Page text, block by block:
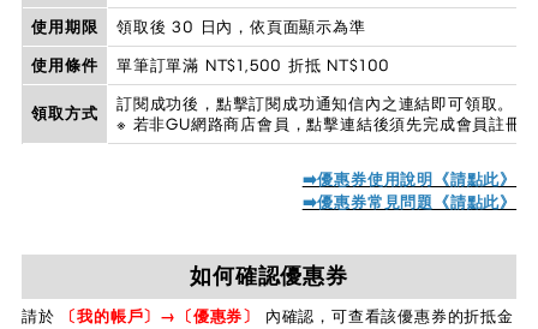
使用期限
領取後 30 日內，依頁面顯示為準
使用條件
單筆訂單滿 NT$1,500 折抵 NT$100
領取方式
訂閱成功後，點擊訂閱成功通知信內之連結即可領取。
※ 若非GU網路商店會員，點擊連結後須先完成會員註冊。
➡️優惠券使用說明《請點此》
➡️優惠券常見問題《請點此》
如何確認優惠券
請於 〔我的帳戶〕→〔優惠券〕
內確認，可查看該優惠券的折抵金